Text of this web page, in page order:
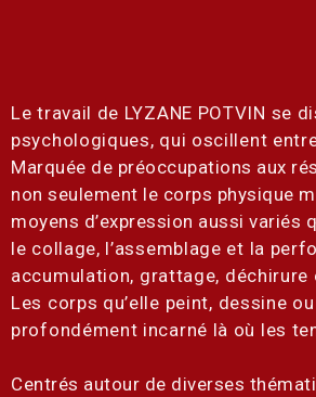
Le travail de LYZANE POTVIN se
psychologiques, qui oscillent
Marquée de préoccupations aux
non seulement le corps physique
moyens d’expression aussi variés
le collage, l’assemblage et la
accumulation, grattage,
Les corps qu’elle peint, dessine
profondément incarné là où les
Centrés autour de diverses